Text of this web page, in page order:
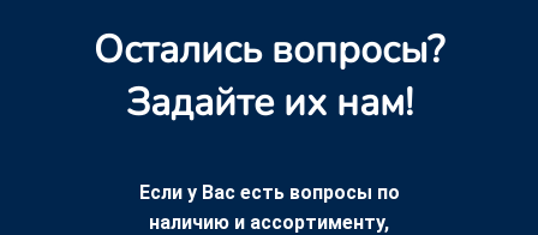
Остались вопросы?
Задайте их нам!
Если у Вас есть вопросы по
наличию и ассортименту,